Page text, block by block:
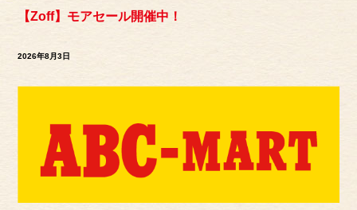
【Zoff】モアセール開催中！
2026年8月3日